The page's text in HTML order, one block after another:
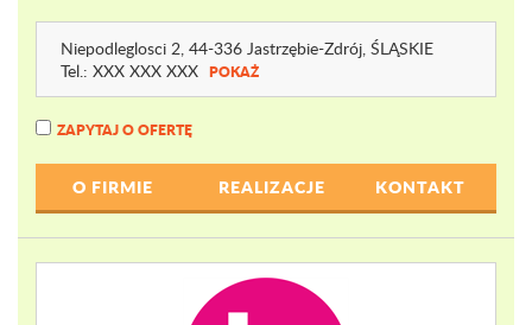
Niepodleglosci 2, 44-336 Jastrzębie-Zdrój, ŚLĄSKIE
Tel.: XXX XXX XXX POKAŻ
ZAPYTAJ O OFERTĘ
O FIRMIE REALIZACJE KONTAKT